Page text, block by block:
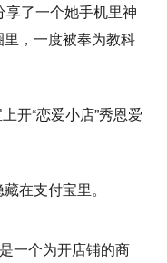
了一个她手机里神
，一度被奉为教科
在支付宝里。
一个为开店铺的商